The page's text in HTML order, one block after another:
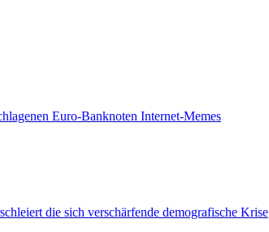
Euro-Banknoten Internet-Memes
die sich verschärfende demografische Krise